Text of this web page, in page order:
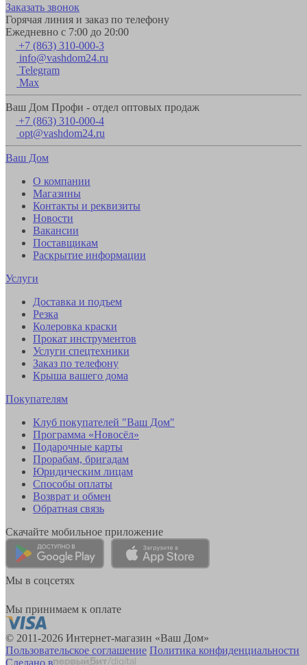
Заказать звонок
Горячая линия и заказ по телефону
Ежедневно с 7:00 до 20:00
+7 (863) 310-000-3
info@vashdom24.ru
Telegram
Max
Ваш Дом Профи - отдел оптовых продаж
+7 (863) 310-000-4
opt@vashdom24.ru
Ваш Дом
О компании
Магазины
Контакты и реквизиты
Новости
Вакансии
Поставщикам
Раскрытие информации
Услуги
Доставка и подъем
Резка
Колеровка краски
Прокат инструментов
Услуги спецтехники
Заказ по телефону
Крыша вашего дома
Покупателям
Клуб покупателей "Ваш Дом"
Программа «Новосёл»
Подарочные карты
Прорабам, бригадам
Юридическим лицам
Способы оплаты
Возврат и обмен
Обратная связь
Скачайте мобильное приложение
Мы в соцсетях
Мы принимаем к оплате
© 2011-2026 Интернет-магазин «Ваш Дом»
Пользовательское соглашение Политика конфиденциальности